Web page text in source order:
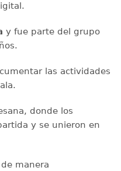
y fue parte del grupo
las actividades
donde los
y se unieron en
manera